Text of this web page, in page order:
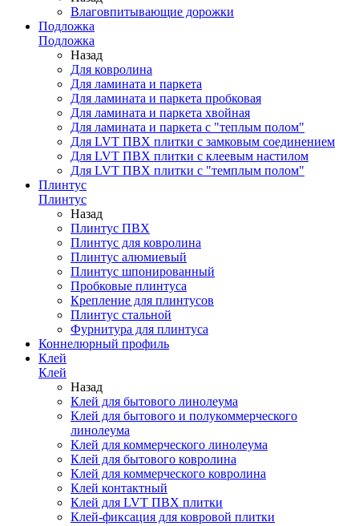
Влаговпитывающие дорожки
Подложка
Подложка
Назад
Для ковролина
Для ламината и паркета
Для ламината и паркета пробковая
Для ламината и паркета хвойная
Для ламината и паркета с "теплым полом"
Для LVT ПВХ плитки с замковым соединением
Для LVT ПВХ плитки с клеевым настилом
Для LVT ПВХ плитки с "темплым полом"
Плинтус
Плинтус
Назад
Плинтус ПВХ
Плинтус для ковролина
Плинтус алюмиевый
Плинтус шпонированный
Пробковые плинтуса
Крепление для плинтусов
Плинтус стальной
Фурнитура для плинтуса
Коннелюрный профиль
Клей
Клей
Назад
Клей для бытового линолеума
Клей для бытового и полукоммерческого
линолеума
Клей для коммерческого линолеума
Клей для бытового ковролина
Клей для коммерческого ковролина
Клей контактный
Клей для LVT ПВХ плитки
Клей-фиксация для ковровой плитки